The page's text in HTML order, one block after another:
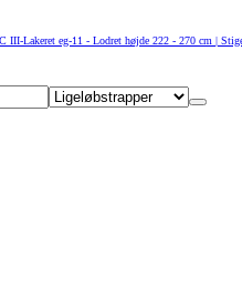
Lakeret eg-11 - Lodret højde 222 - 270 cm |